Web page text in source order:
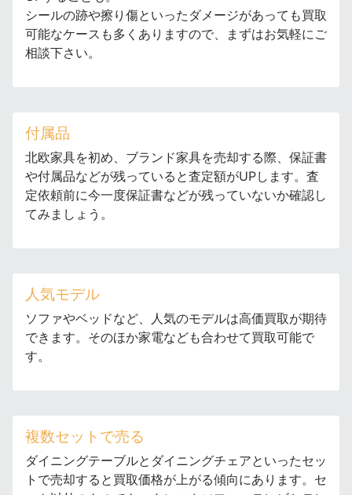
シールの跡や擦り傷といったダメージがあっても買取
可能なケースも多くありますので、まずはお気軽にご
相談下さい。
付属品
北欧家具を初め、ブランド家具を売却する際、保証書
や付属品などが残っていると査定額がUPします。査
定依頼前に今一度保証書などが残っていないか確認し
てみましょう。
人気モデル
ソファやベッドなど、人気のモデルは高価買取が期待
できます。そのほか家電なども合わせて買取可能で
す。
複数セットで売る
ダイニングテーブルとダイニングチェアといったセッ
トで売却すると買取価格が上がる傾向にあります。セ